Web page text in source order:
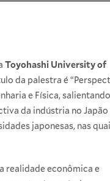
Toyohashi University of
da palestra é
e Física,
da indústria no Japão
japonesas, nas
realidade econômica e